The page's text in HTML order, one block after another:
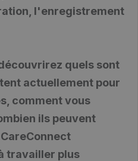
l'enregistrement
quels sont
actuellement pour
comment vous
ils peuvent
travailler plus